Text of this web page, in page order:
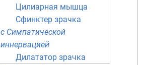
Цилиарная мышца
Сфинктер зрачка
с Симпатической
иннервацией
Дилататор зрачка